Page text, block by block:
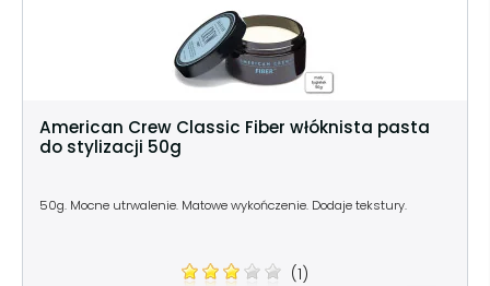
American Crew Classic Fiber włóknista pasta
do stylizacji 50g
50g. Mocne utrwalenie. Matowe wykończenie. Dodaje tekstury.
(1)